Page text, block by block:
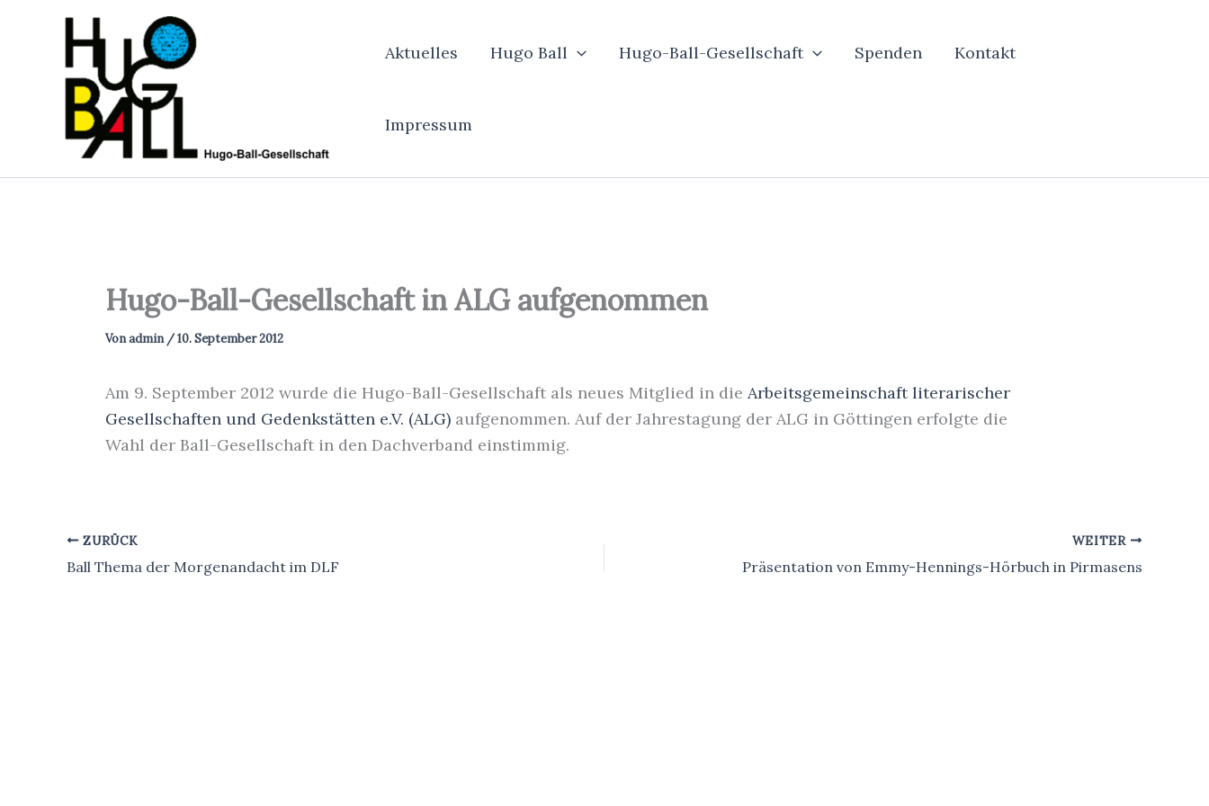
springen
Aktuelles Hugo Ball Hugo-Ball-Gesellschaft Spenden Kontakt
Impressum
Hugo-Ball-Gesellschaft in ALG aufgenommen
Vonadmin /10. September 2012
Am 9. September 2012 wurde die Hugo-Ball-Gesellschaft als neues Mitglied in die Arbeitsgemeinschaft literarischer
Gesellschaften und Gedenkstätten e.V. (ALG) aufgenommen. Auf der Jahrestagung der ALG in Göttingen erfolgte die
Wahl der Ball-Gesellschaft in den Dachverband einstimmig.
ZURÜCK
Ball Thema der Morgenandacht im DLF
WEITER
Präsentation von Emmy-Hennings-Hörbuch in Pirmasens